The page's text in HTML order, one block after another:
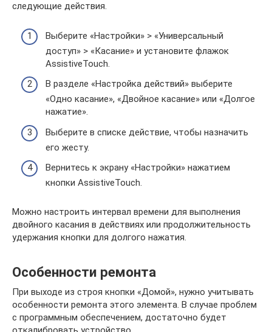
следующие действия.
Выберите «Настройки» > «Универсальный
доступ» > «Касание» и установите флажок
AssistiveTouch.
В разделе «Настройка действий» выберите
«Одно касание», «Двойное касание» или «Долгое
нажатие».
Выберите в списке действие, чтобы назначить
его жесту.
Вернитесь к экрану «Настройки» нажатием
кнопки AssistiveTouch.
Можно настроить интервал времени для выполнения
двойного касания в действиях или продолжительность
удержания кнопки для долгого нажатия.
Особенности ремонта
При выходе из строя кнопки «Домой», нужно учитывать
особенности ремонта этого элемента. В случае проблем
с программным обеспечением, достаточно будет